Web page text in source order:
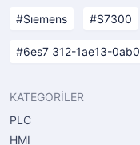
Sıemens S7300
6es7 312-1ae13-0ab0
KATEGORİLER
PLC
HMI